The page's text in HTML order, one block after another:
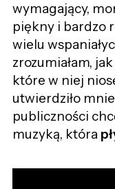
wymagający,
piękny i bardzo
wielu
zrozumiałam,
które w niej
utwierdziło
publiczności
muzyką, która